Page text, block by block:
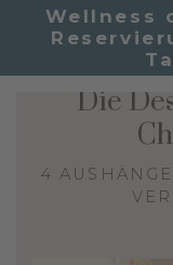
Wellness
Die
4